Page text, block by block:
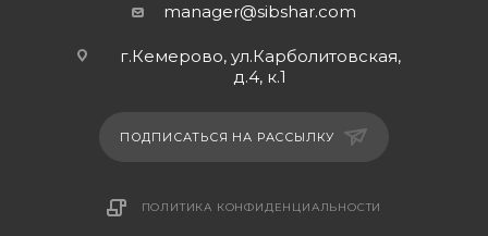
manager@sibshar.com
г.Кемерово, ул.Карболитовская,
д.4, к.1
ПОДПИСАТЬСЯ НА РАССЫЛКУ
ПОЛИТИКА КОНФИДЕНЦИАЛЬНОСТИ